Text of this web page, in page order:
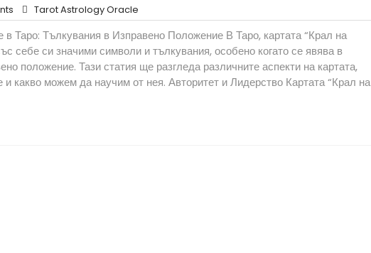
No
Comments
Tarot Astrology Oracle
Astrology
Oracle
в Таро: Тълкувания в Изправено Положение В Таро, картата “Крал на
себе си значими символи и тълкувания, особено когато се явява в
положение. Тази статия ще разгледа различните аспекти на картата,
и какво можем да научим от нея. Авторитет и Лидерство Картата “Крал на